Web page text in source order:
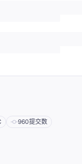
960提交数